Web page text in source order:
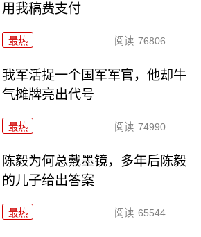
用我稿费支付
最热 阅读 76806
我军活捉一个国军军官，他却牛
气摊牌亮出代号
最热 阅读 74990
陈毅为何总戴墨镜，多年后陈毅
的儿子给出答案
最热 阅读 65544